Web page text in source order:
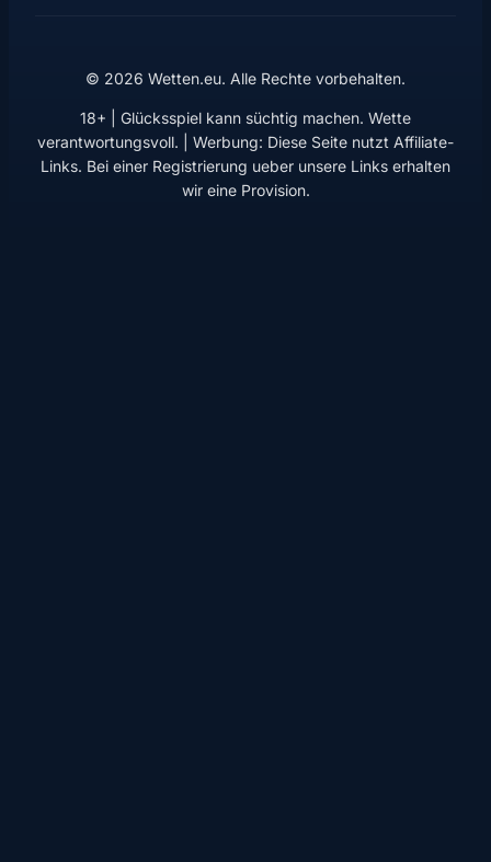
© 2026 Wetten.eu. Alle Rechte vorbehalten.
18+ | Glücksspiel kann süchtig machen. Wette
verantwortungsvoll. | Werbung: Diese Seite nutzt Affiliate-
Links. Bei einer Registrierung ueber unsere Links erhalten
wir eine Provision.